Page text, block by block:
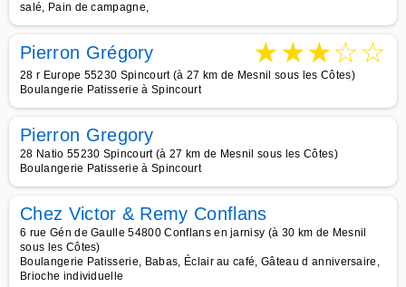
salé, Pain de campagne,
Pierron Grégory ★★★☆☆
28 r Europe 55230 Spincourt (à 27 km de Mesnil sous les Côtes)
Boulangerie Patisserie à Spincourt
Pierron Gregory
28 Natio 55230 Spincourt (à 27 km de Mesnil sous les Côtes)
Boulangerie Patisserie à Spincourt
Chez Victor & Remy Conflans
6 rue Gén de Gaulle 54800 Conflans en jarnisy (à 30 km de Mesnil
sous les Côtes)
Boulangerie Patisserie, Babas, Éclair au café, Gâteau d anniversaire,
Brioche individuelle